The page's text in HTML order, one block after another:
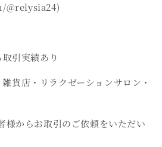
@relysia24)
引実績あり
貨店・リラクゼーションサロン・
様からお取引のご依頼をいただい